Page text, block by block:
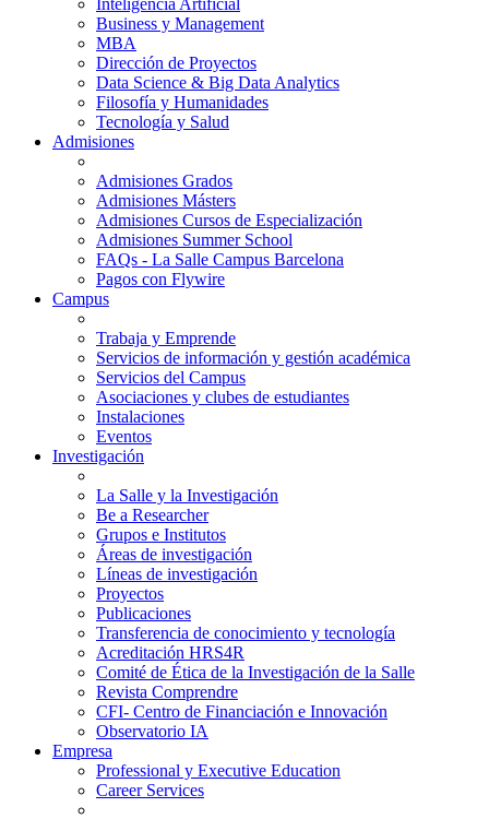
Inteligencia Artificial
Business y Management
MBA
Dirección de Proyectos
Data Science & Big Data Analytics
Filosofía y Humanidades
Tecnología y Salud
Admisiones
Admisiones Grados
Admisiones Másters
Admisiones Cursos de Especialización
Admisiones Summer School
FAQs - La Salle Campus Barcelona
Pagos con Flywire
Campus
Trabaja y Emprende
Servicios de información y gestión académica
Servicios del Campus
Asociaciones y clubes de estudiantes
Instalaciones
Eventos
Investigación
La Salle y la Investigación
Be a Researcher
Grupos e Institutos
Áreas de investigación
Líneas de investigación
Proyectos
Publicaciones
Transferencia de conocimiento y tecnología
Acreditación HRS4R
Comité de Ética de la Investigación de la Salle
Revista Comprendre
CFI- Centro de Financiación e Innovación
Observatorio IA
Empresa
Professional y Executive Education
Career Services